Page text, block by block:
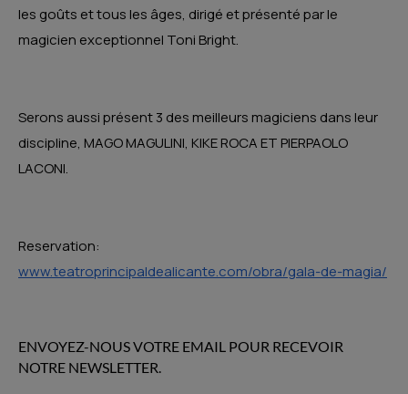
les goûts et tous les âges, dirigé et présenté par le
magicien exceptionnel Toni Bright.
Serons aussi présent 3 des meilleurs magiciens dans leur
discipline, MAGO MAGULINI, KIKE ROCA ET PIERPAOLO
LACONI.
Reservation:
www.teatroprincipaldealicante.com/obra/gala-de-magia/
ENVOYEZ-NOUS VOTRE EMAIL POUR RECEVOIR
NOTRE NEWSLETTER.